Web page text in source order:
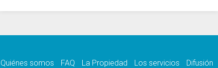
10.08.2026
10.08.2026
Quiénes somos FAQ La Propiedad Los servicios
Difusión